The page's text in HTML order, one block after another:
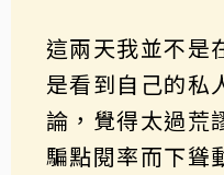
這兩天我並不是
是看到自己的私
論，覺得太過荒
騙點閱率而下聳